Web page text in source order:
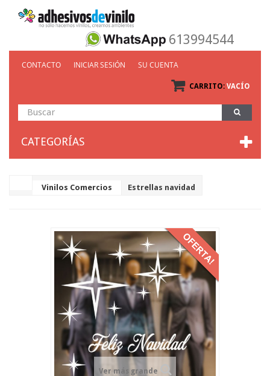
613994544
CONTACTO INICIAR SESIÓN SU CUENTA
CARRITO: VACÍO
CATEGORÍAS
Vinilos Comercios Estrellas navidad
Ver más grande